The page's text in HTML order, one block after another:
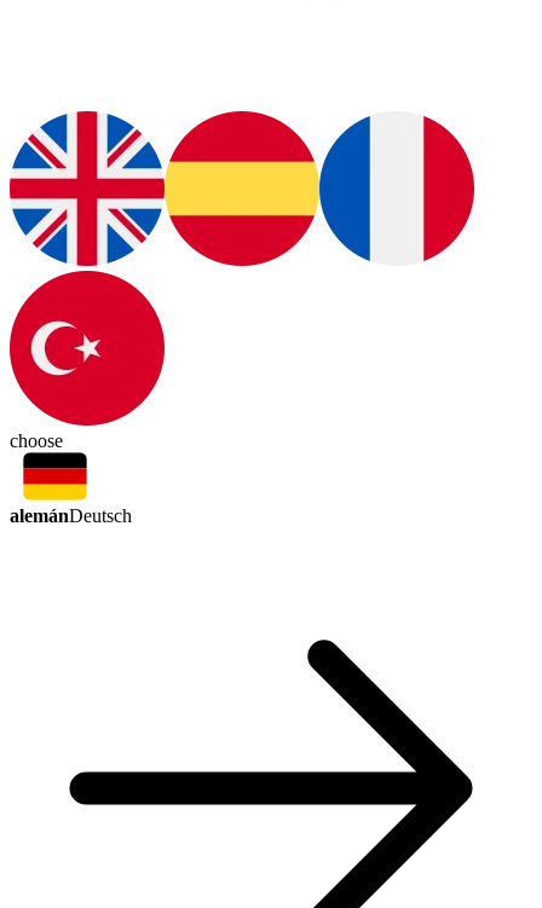
choose
alemánDeutsch